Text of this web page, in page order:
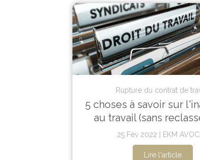
Rupture du contrat de
5 choses à savoir sur
au travail (sans
25 Fév 2022 EKM
Lire l'article